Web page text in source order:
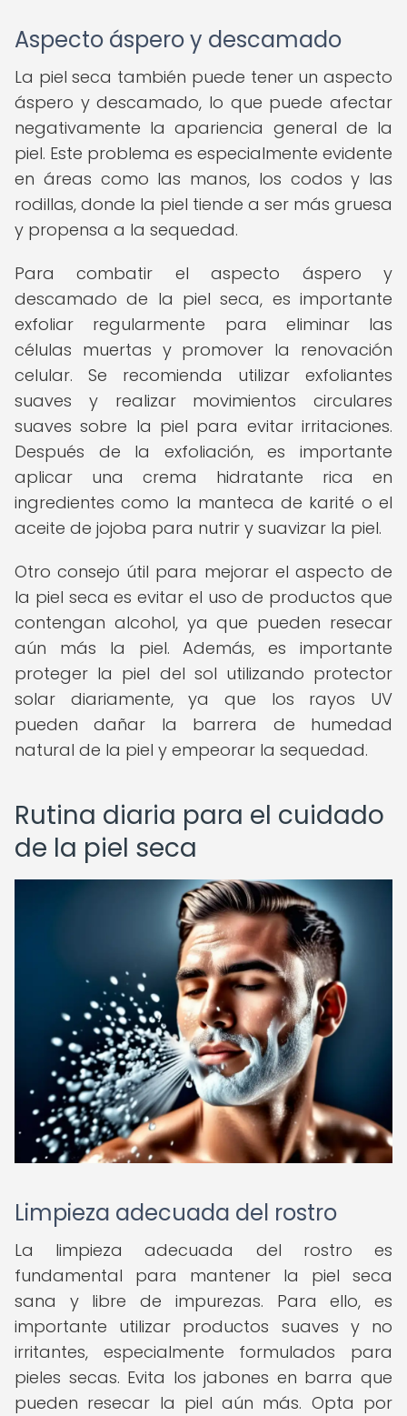
Aspecto áspero y descamado
La piel seca también puede tener un aspecto
áspero y descamado, lo que puede afectar
negativamente la apariencia general de la
piel. Este problema es especialmente evidente
en áreas como las manos, los codos y las
rodillas, donde la piel tiende a ser más gruesa
y propensa a la sequedad.
Para combatir el aspecto áspero y
descamado de la piel seca, es importante
exfoliar regularmente para eliminar las
células muertas y promover la renovación
celular. Se recomienda utilizar exfoliantes
suaves y realizar movimientos circulares
suaves sobre la piel para evitar irritaciones.
Después de la exfoliación, es importante
aplicar una crema hidratante rica en
ingredientes como la manteca de karité o el
aceite de jojoba para nutrir y suavizar la piel.
Otro consejo útil para mejorar el aspecto de
la piel seca es evitar el uso de productos que
contengan alcohol, ya que pueden resecar
aún más la piel. Además, es importante
proteger la piel del sol utilizando protector
solar diariamente, ya que los rayos UV
pueden dañar la barrera de humedad
natural de la piel y empeorar la sequedad.
Rutina diaria para el cuidado
de la piel seca
Limpieza adecuada del rostro
La limpieza adecuada del rostro es
fundamental para mantener la piel seca
sana y libre de impurezas. Para ello, es
importante utilizar productos suaves y no
irritantes, especialmente formulados para
pieles secas. Evita los jabones en barra que
pueden resecar la piel aún más. Opta por